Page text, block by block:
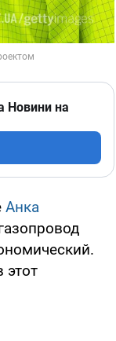
Новини на
Анка
этот